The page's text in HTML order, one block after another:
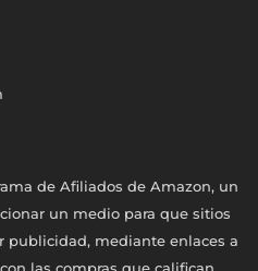
de Afiliados de Amazon, un
un medio para que sitios
publicidad, mediante enlaces a
las compras que califican.